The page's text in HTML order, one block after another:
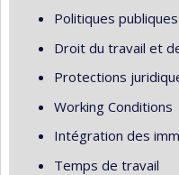
Politiques
Droit du travail et
Protections
Working Conditions
Intégration des
Temps de travail